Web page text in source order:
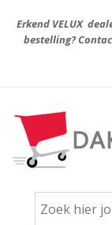
Erkend VELUX
bestelling?